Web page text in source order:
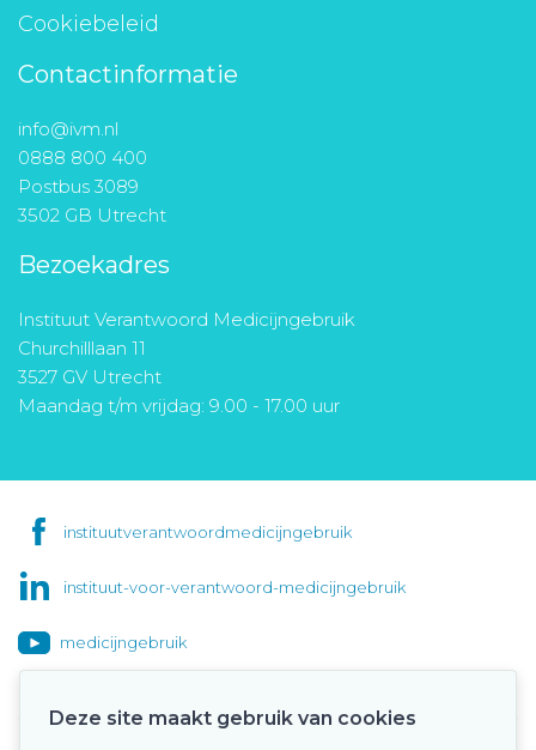
Cookiebeleid
Contactinformatie
info@ivm.nl
0888 800 400
Postbus 3089
3502 GB Utrecht
Bezoekadres
Instituut Verantwoord Medicijngebruik
Churchilllaan 11
3527 GV Utrecht
Maandag t/m vrijdag: 9.00 - 17.00 uur
instituutverantwoordmedicijngebruik
instituut-voor-verantwoord-medicijngebruik
medicijngebruik
Deze site maakt gebruik van cookies